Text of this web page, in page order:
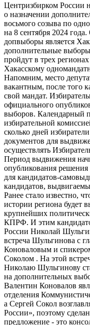
Центризбирком России
о назначении
восьмого созыва по
на 8 сентября 2024
допвыборы является
дополнительные
пройдут в трех
Хакасскому
Напомним, место
вакантным, после того
свой мандат.
официального
выборов. Календарный
избирательной
сколько дней
документов для
осуществлять
Период выдвижения
опубликования
для кандидатов-
кандидатов,
Ранее стало известно,
истории региона будет
крупнейших
КПРФ. И этим
России Николай
встреча Шульгинова с
Коноваловым и
Соколом . На этой
Николаю Шульгинову
на дополнительных
Валентин Коновалов
отделения
а Сергей Сокол
России», поэтому
предложение - это